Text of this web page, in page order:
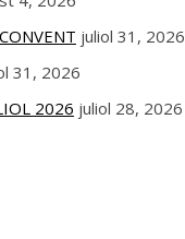
juliol 31, 2026
31, 2026
2026 juliol 28, 2026